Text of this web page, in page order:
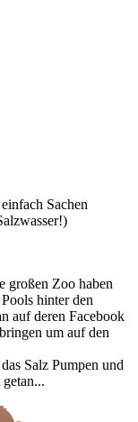
Sachen
großen Zoo haben
hinter den
auf deren Facebook
um auf den
Salz Pumpen und